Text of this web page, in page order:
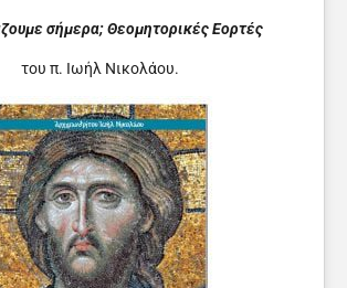
σήμερα; Θεομητορικές Εορτές
του π. Ιωήλ Νικολάου.